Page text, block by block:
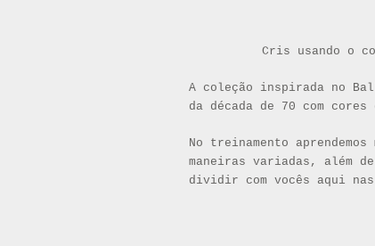
Cris usando o
A coleção inspirada no
da década de 70 com
No treinamento
maneiras variadas, além
dividir com vocês aqui